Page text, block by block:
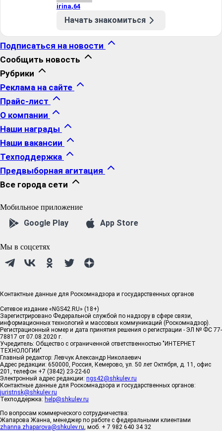
irina,64
Начать знакомиться
Подписаться на новости
Сообщить новость
Рубрики
Реклама на сайте
Прайс-лист
О компании
Наши награды
Наши вакансии
Техподдержка
Предвыборная агитация
Все города сети
Мобильное приложение
Google Play App Store
Мы в соцсетях
Контактные данные для Роскомнадзора и государственных органов
Сетевое издание «NGS42.RU» (18+)
Зарегистрировано Федеральной службой по надзору в сфере связи,
информационных технологий и массовых коммуникаций (Роскомнадзор).
Регистрационный номер и дата принятия решения о регистрации - ЭЛ № ФС 77-
78817 от 07.08.2020 г.
Учредитель: Общество с ограниченной ответственностью "ИНТЕРНЕТ
ТЕХНОЛОГИИ"
Главный редактор: Левчук Александр Николаевич
Адрес редакции: 650000, Россия, Кемерово, ул. 50 лет Октября, д. 11, офис
201, телефон +7 (3842) 23-22-60
Электронный адрес редакции: ngs42@shkulev.ru
Контактные данные для Роскомнадзора и государственных органов:
juristnsk@shkulev.ru
Техподдержка: help@shkulev.ru
По вопросам коммерческого сотрудничества:
Жапарова Жанна, менеджер по работе с федеральными клиентами
zhanna.zhaparova@shkulev.ru, моб. + 7 982 640 34 32